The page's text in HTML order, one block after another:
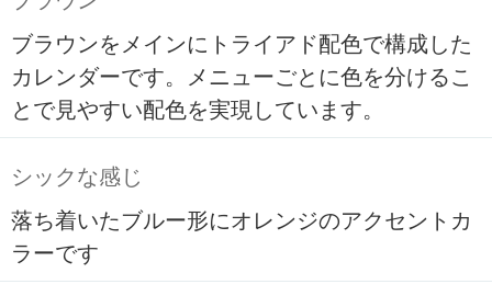
ブラウンをメインにトライアド配色で構成した
カレンダーです。メニューごとに色を分けるこ
とで見やすい配色を実現しています。
シックな感じ
落ち着いたブルー形にオレンジのアクセントカ
ラーです